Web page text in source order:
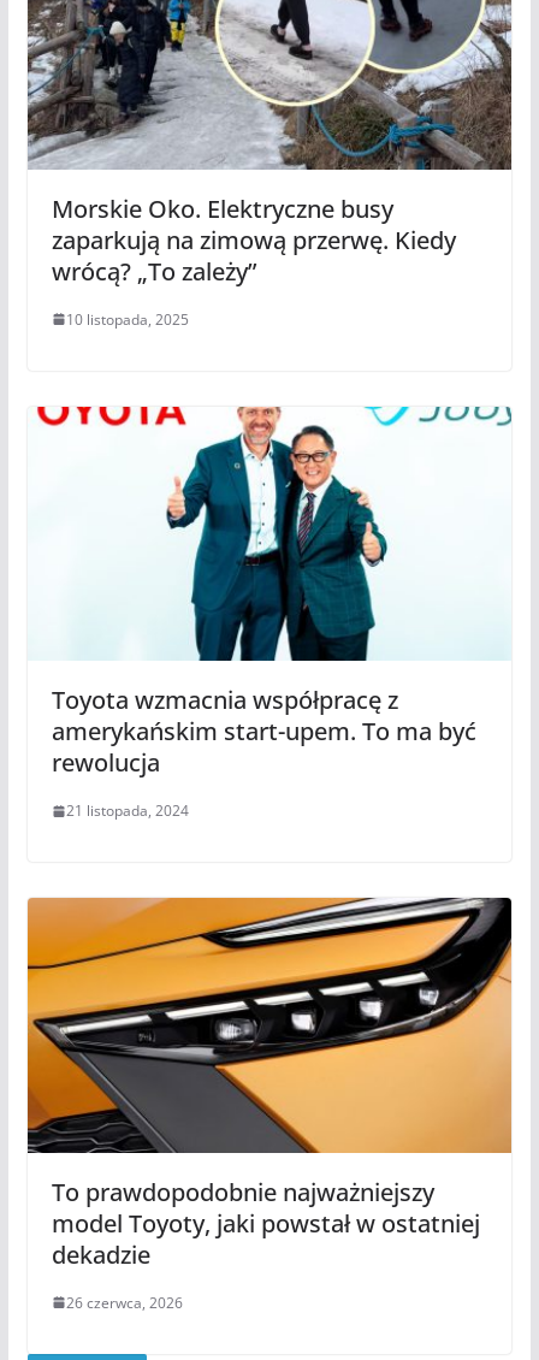
Morskie Oko. Elektryczne busy
zaparkują na zimową przerwę. Kiedy
wrócą? „To zależy”
10 listopada, 2025
Toyota wzmacnia współpracę z
amerykańskim start-upem. To ma być
rewolucja
21 listopada, 2024
To prawdopodobnie najważniejszy
model Toyoty, jaki powstał w ostatniej
dekadzie
26 czerwca, 2026